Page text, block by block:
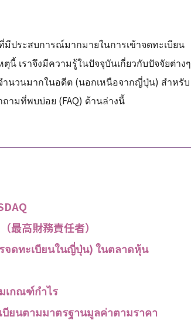
ประสบการณ์มากมายในการเข้าจดทะเบียน
นี้ เราจึงมีความรู้ในปัจจุบันเกี่ยวกับปัจจัยต่างๆ
ำนวนมากในอดีต (นอกเหนือจากญี่ปุ่น) สำหรับ
ามที่พบบ่อย (FAQ) ด้านล่างนี้
高財務責任者）
จดทะเบียนในญี่ปุ่น) ในตลาดหุ้น
เกณฑ์กำไร
ยนตามมาตรฐานมูลค่าตามราคา